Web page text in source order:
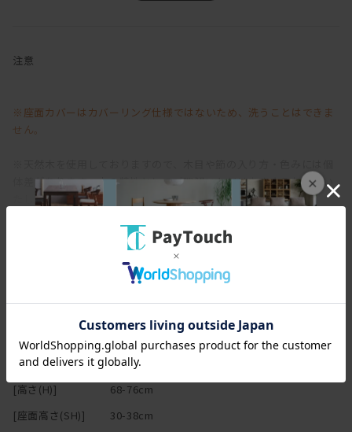
×
1人掛けでゆったり、
さらに、コーナータイプを組み合わせれば、
家族構成や季節・模様替えに合わせて、
柔軟に組み替えられるのも魅力です。
座面サイズは幅・奥行きともに約58cm。
背中にクッションを置けば、
奥行き約48cmでちょうどよいフィット感。
オプションでクッションをプラスしたら、
もちろんお持ちのクッションと合わせていただくのもおすすめで
フレームには、
注意
※座面カバーはカバーリング仕様ではないため、洗うことはできま
せん。
体差があります。木の特性としてご理解いただけますようお願いい
たします。
[幅(W)]
60-180cm
[奥行(D)]
74cm
[高さ(H)]
68-76cm
[座面高さ(SH)]
30-38cm